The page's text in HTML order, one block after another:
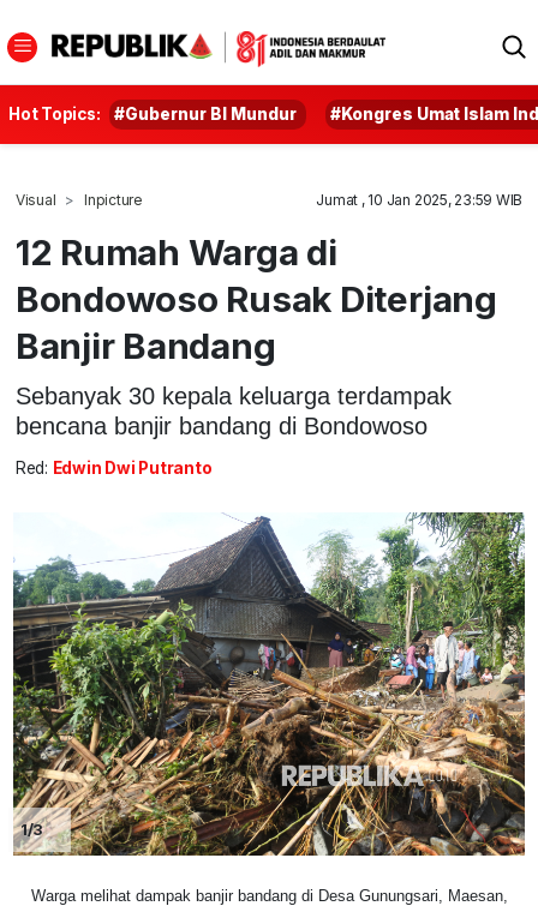
Hot Topics: #Gubernur BI Mundur #Kongres Umat Islam
Visual Inpicture Jumat , 10 Jan 2025, 23:59 WIB
12 Rumah Warga di
Bondowoso Rusak Diterjang
Banjir Bandang
Sebanyak 30 kepala keluarga terdampak
bencana banjir bandang di Bondowoso
Red: Edwin Dwi Putranto
1/3
Warga melihat dampak banjir bandang di Desa Gunungsari, Maesan,